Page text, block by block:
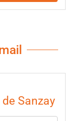
Sanzay